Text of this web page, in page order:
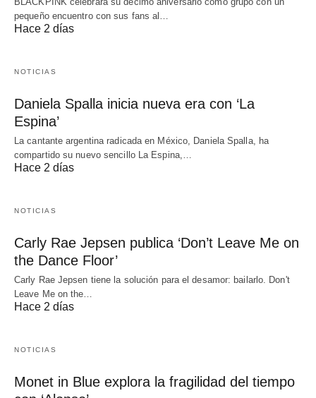
pequeño encuentro con sus fans al…
Hace 2 días
NOTICIAS
Daniela Spalla inicia nueva era con ‘La
Espina’
La cantante argentina radicada en México, Daniela Spalla, ha
compartido su nuevo sencillo La Espina,…
Hace 2 días
NOTICIAS
Carly Rae Jepsen publica ‘Don’t Leave Me on
the Dance Floor’
Carly Rae Jepsen tiene la solución para el desamor: bailarlo. Don't
Leave Me on the…
Hace 2 días
NOTICIAS
Monet in Blue explora la fragilidad del tiempo